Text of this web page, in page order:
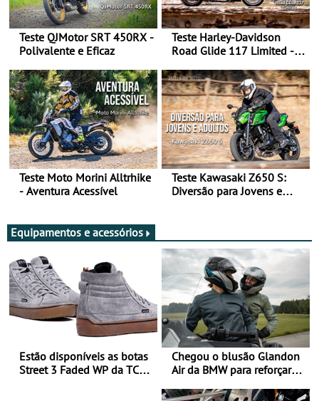
Teste QJMotor SRT 450RX -
Polivalente e Eficaz
Teste Harley-Davidson
Road Glide 117 Limited - A
Teste Moto Morini Alltrhike
- Aventura Acessível
Teste Kawasaki Z650 S:
Diversão para Jovens e
Equipamentos e acessórios
Estão disponíveis as botas
Street 3 Faded WP da TCX
Chegou o blusão Glandon
Air da BMW para reforçar
verão